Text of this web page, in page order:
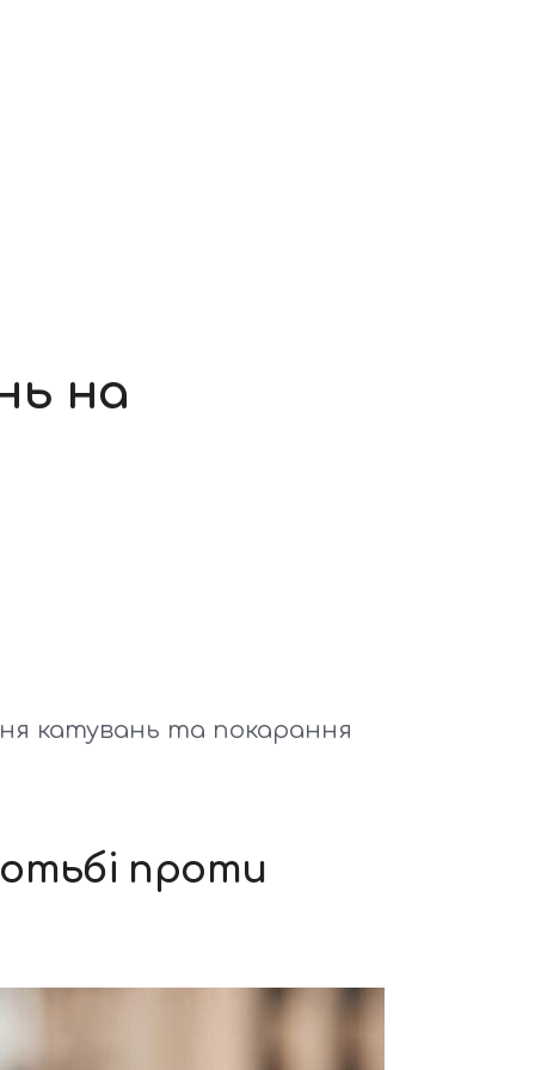
на
катувань та покарання
проти